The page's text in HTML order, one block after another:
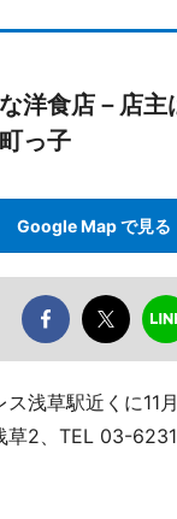
洋食店－店主
っ子
Google Map で見る
浅草駅近くに11
草2、TEL 03-